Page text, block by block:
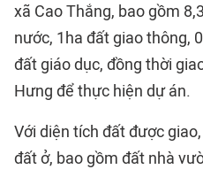
xã Cao Thắng, bao gồm
nước, 1ha đất giao thông,
đất giáo dục, đồng thời
Hưng để thực hiện dự án.
Với diện tích đất được
đất ở, bao gồm đất nhà